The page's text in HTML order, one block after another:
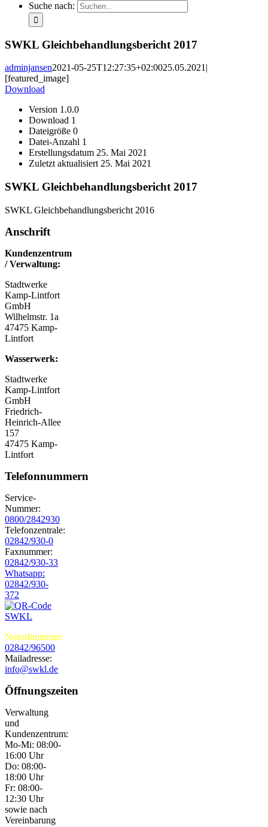
Suche nach:
SWKL Gleichbehandlungsbericht 2017
adminjansen2021-05-25T12:27:35+02:0025.05.2021|
[featured_image]
Download
Version 1.0.0
Download 1
Dateigröße 0
Datei-Anzahl 1
Erstellungsdatum 25. Mai 2021
Zuletzt aktualisiert25. Mai 2021
SWKL Gleichbehandlungsbericht 2017
SWKL Gleichbehandlungsbericht 2016
Anschrift
Kundenzentrum
/ Verwaltung:
Stadtwerke
Kamp-Lintfort
GmbH
Wilhelmstr. 1a
47475 Kamp-
Lintfort
Wasserwerk:
Stadtwerke
Kamp-Lintfort
GmbH
Friedrich-
Heinrich-Allee
157
47475 Kamp-
Lintfort
Telefonnummern
Service-
Nummer:
0800/2842930
Telefonzentrale:
02842/930-0
Faxnummer:
02842/930-33
Whatsapp:
02842/930-
372
Notrufnummer:
02842/96500
Mailadresse:
info@swkl.de
Öffnungszeiten
Verwaltung
und
Kundenzentrum:
Mo-Mi: 08:00-
16:00 Uhr
Do: 08:00-
18:00 Uhr
Fr: 08:00-
12:30 Uhr
sowie nach
Vereinbarung